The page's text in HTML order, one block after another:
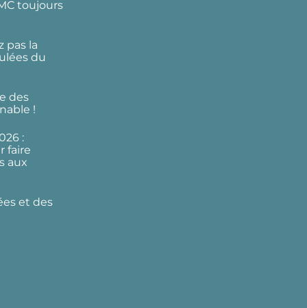
toujours
pas la
du
des
!
:
faire
aux
et des